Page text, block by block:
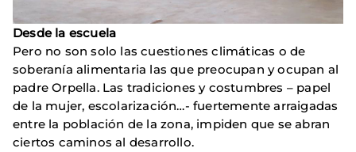
Desde la escuela
Pero no son solo las cuestiones climáticas o de
soberanía alimentaria las que preocupan y ocupan al
padre Orpella. Las tradiciones y costumbres – papel
de la mujer, escolarización…- fuertemente arraigadas
entre la población de la zona, impiden que se abran
ciertos caminos al desarrollo.